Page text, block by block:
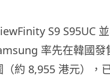
S9 S95UC
率先在韓國發
約 8,955 港元），